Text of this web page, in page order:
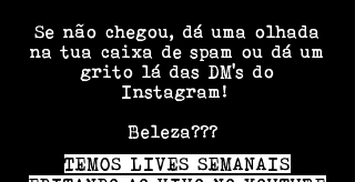
Se não chegou, dá uma olhada
na tua caixa de spam ou dá um
grito lá das DM's do
Instagram!
Beleza???
TEMOS LIVES SEMANAIS